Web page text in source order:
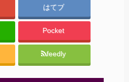
はてブ
Pocket
feedly